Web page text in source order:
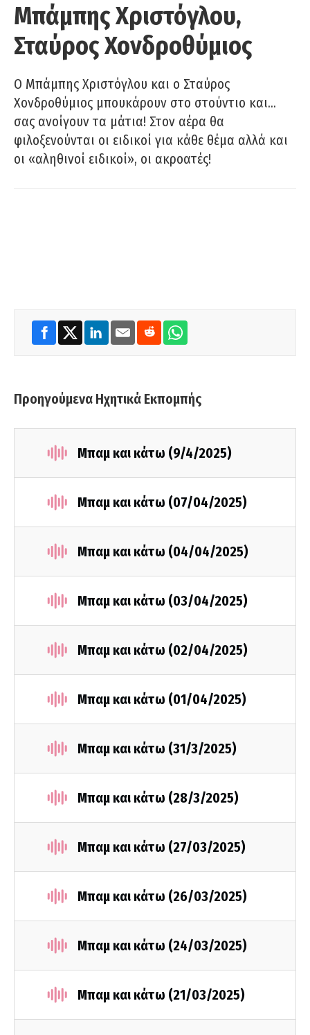
Μπάμπης Χριστόγλου,
Σταύρος Χονδροθύμιος
O Μπάμπης Χριστόγλου και ο Σταύρος
Χονδροθύμιος μπουκάρουν στο στούντιο και…
σας ανοίγουν τα μάτια! Στον αέρα θα
φιλοξενούνται οι ειδικοί για κάθε θέμα αλλά και
οι «αληθινοί ειδικοί», οι ακροατές!
Προηγούμενα Ηχητικά Εκπομπής
Μπαμ και κάτω (9/4/2025)
Μπαμ και κάτω (07/04/2025)
Μπαμ και κάτω (04/04/2025)
Μπαμ και κάτω (03/04/2025)
Μπαμ και κάτω (02/04/2025)
Μπαμ και κάτω (01/04/2025)
Μπαμ και κάτω (31/3/2025)
Μπαμ και κάτω (28/3/2025)
Μπαμ και κάτω (27/03/2025)
Μπαμ και κάτω (26/03/2025)
Μπαμ και κάτω (24/03/2025)
Μπαμ και κάτω (21/03/2025)